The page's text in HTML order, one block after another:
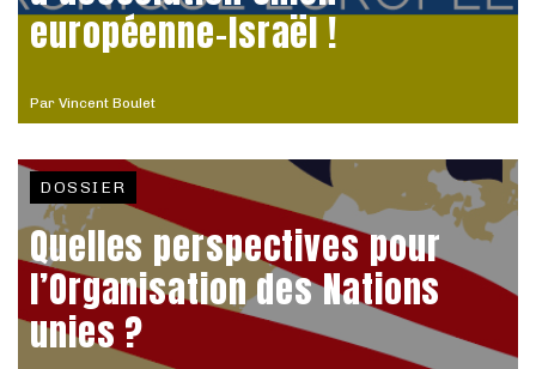
Par Vincent Boulet
européenne-Israël !
DOSSIER
Quelles perspectives pour
l’Organisation des Nations
unies ?